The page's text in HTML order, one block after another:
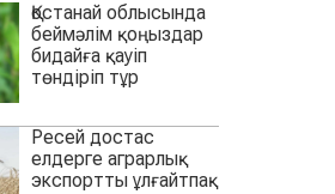
Қостанай облысында
беймәлім қоңыздар
бидайға қауіп
төндіріп тұр
Ресей достас
елдерге аграрлық
экспортты ұлғайтпақ